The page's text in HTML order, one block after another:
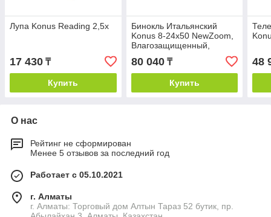
Лупа Konus Reading 2,5x
17 430 ₸
Купить
Бинокль Итальянский
Konus 8-24x50 NewZoom,
Влагозащищенный,
Призма Porro, Угол
Обзора 4.5-2.5 Градуса
80 040₸
Купить
48
О нас
Рейтинг не сформирован
Менее 5 отзывов за последний год
Работает с 05.10.2021
г. Алматы
г. Алматы: Торговый дом Алтын Тараз 52 бутик, пр.